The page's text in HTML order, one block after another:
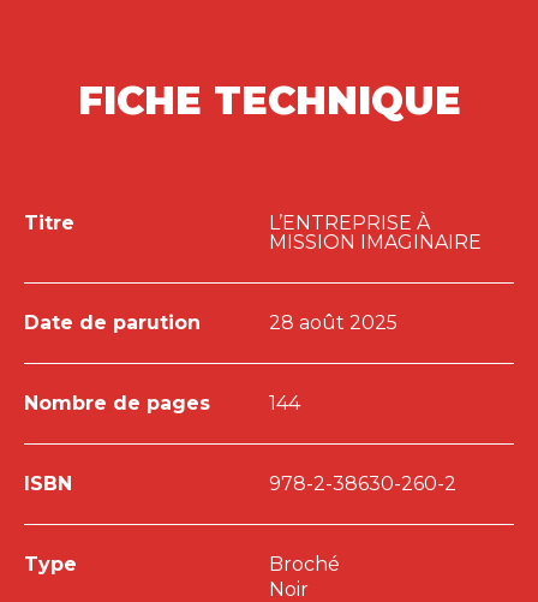
FICHE TECHNIQUE
Titre
L’ENTREPRISE À
MISSION IMAGINAIRE
Date de parution 28 août 2025
Nombre de pages 144
ISBN 978-2-38630-260-2
Type
Broché
Noir